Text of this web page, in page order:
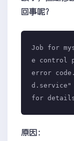
回事呢？
Job for
e control
error
原因：